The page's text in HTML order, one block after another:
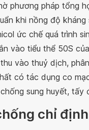
phương pháp tổng
khi nồng độ
ức chế quá trình
vào tiểu thể 50S
vào thuỷ dịch,
có tác dụng co
chống sung huyết, tấy
chỉ